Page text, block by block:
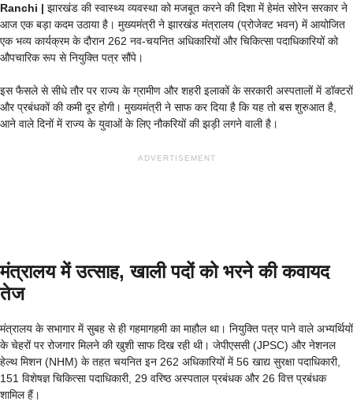
Ranchi | झारखंड की स्वास्थ्य व्यवस्था को मजबूत करने की दिशा में हेमंत सोरेन सरकार ने
आज एक बड़ा कदम उठाया है। मुख्यमंत्री ने झारखंड मंत्रालय (प्रोजेक्ट भवन) में आयोजित
एक भव्य कार्यक्रम के दौरान 262 नव-चयनित अधिकारियों और चिकित्सा पदाधिकारियों को
औपचारिक रूप से नियुक्ति पत्र सौंपे।
इस फैसले से सीधे तौर पर राज्य के ग्रामीण और शहरी इलाकों के सरकारी अस्पतालों में डॉक्टरों
और प्रबंधकों की कमी दूर होगी। मुख्यमंत्री ने साफ कर दिया है कि यह तो बस शुरुआत है,
आने वाले दिनों में राज्य के युवाओं के लिए नौकरियों की झड़ी लगने वाली है।
ADVERTISEMENT
मंत्रालय में उत्साह, खाली पदों को भरने की कवायद
तेज
मंत्रालय के सभागार में सुबह से ही गहमागहमी का माहौल था। नियुक्ति पत्र पाने वाले अभ्यर्थियों
के चेहरों पर रोजगार मिलने की खुशी साफ दिख रही थी। जेपीएससी (JPSC) और नेशनल
हेल्थ मिशन (NHM) के तहत चयनित इन 262 अधिकारियों में 56 खाद्य सुरक्षा पदाधिकारी,
151 विशेषज्ञ चिकित्सा पदाधिकारी, 29 वरिष्ठ अस्पताल प्रबंधक और 26 वित्त प्रबंधक
शामिल हैं।